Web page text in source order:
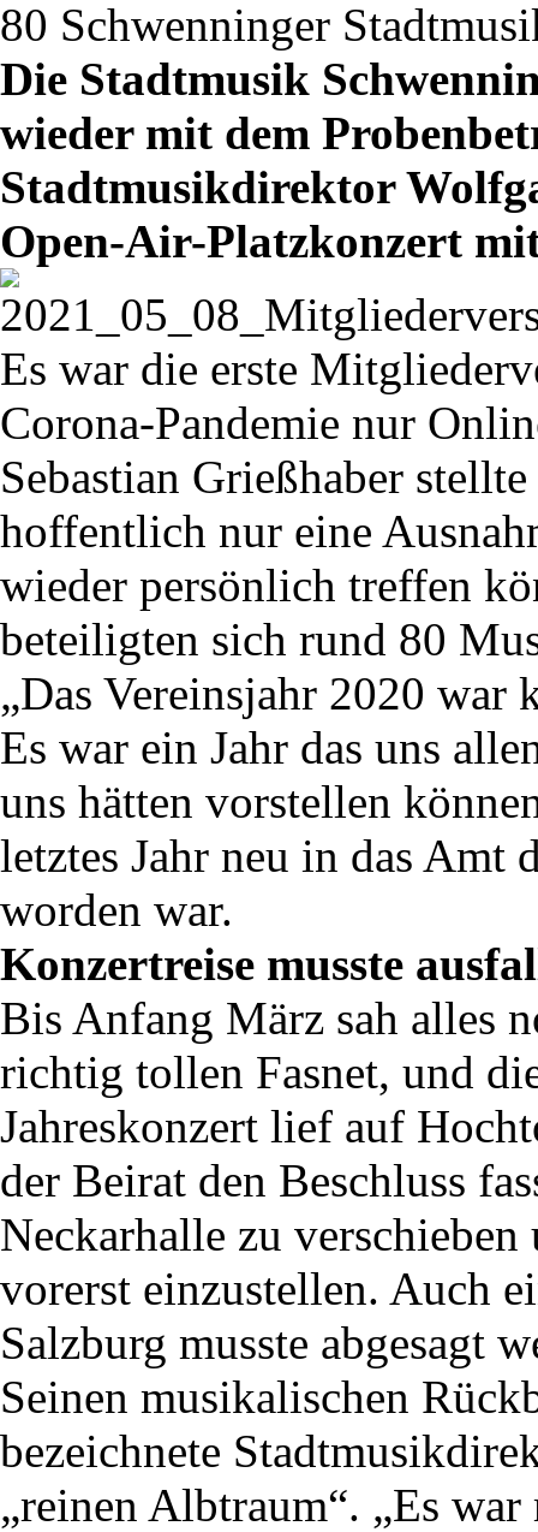
80 Schwenninger
Die Stadtmusik
wieder mit dem
Stadtmusikdirektor
Open-Air-Platzkonzert
Es war die erste
Corona-Pandemie nur
Sebastian Grießhaber
hoffentlich nur eine
wieder persönlich treffen
beteiligten sich rund 80
„Das Vereinsjahr 2020 war
Es war ein Jahr das uns
uns hätten vorstellen
letztes Jahr neu in das Amt
worden war.
Konzertreise musste
Bis Anfang März sah alles
richtig tollen Fasnet, und
Jahreskonzert lief auf
der Beirat den Beschluss
Neckarhalle zu
vorerst einzustellen. Auch
Salzburg musste abgesagt
Seinen musikalischen
bezeichnete
„reinen Albtraum“. „Es